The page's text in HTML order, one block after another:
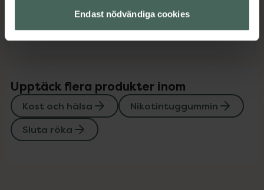
Endast nödvändiga cookies
Upptäck flera produkter inom
Kost och hälsa
Nikotintuggummin
Sluta röka